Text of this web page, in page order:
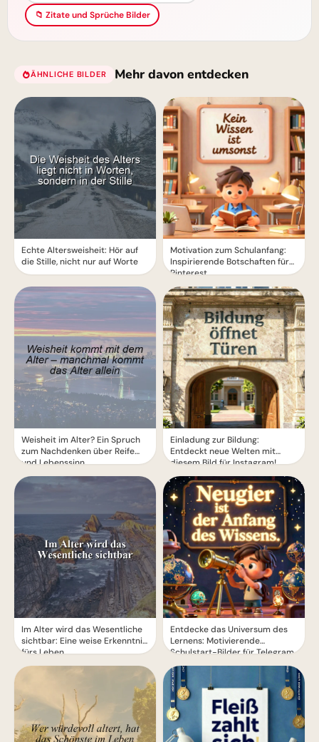
📁 Zitate und Sprüche Bilder
ÄHNLICHE BILDER Mehr davon entdecken
Echte Altersweisheit: Hör auf
die Stille, nicht nur auf Worte
Weisheit im Alter? Ein Spruch
zum Nachdenken über Reife
und Lebenssinn
Im Alter wird das Wesentliche
sichtbar: Eine weise Erkenntnis
fürs Leben
Motivation zum Schulanfang:
Inspirierende Botschaften für
Pinterest
Einladung zur Bildung:
Entdeckt neue Welten mit
diesem Bild für Instagram!
Entdecke das Universum des
Lernens: Motivierende
Schulstart-Bilder für Telegram